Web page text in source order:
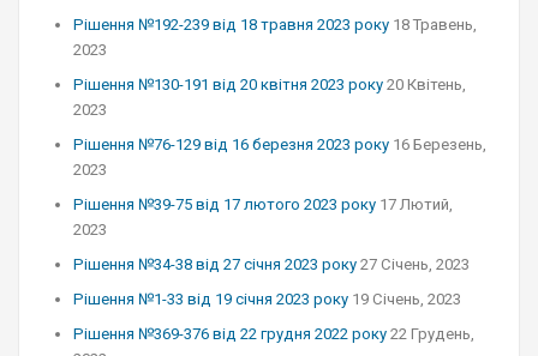
Рішення №192-239 від 18 травня 2023 року 18 Травень,
2023
Рішення №130-191 від 20 квітня 2023 року 20 Квітень,
2023
Рішення №76-129 від 16 березня 2023 року 16 Березень,
2023
Рішення №39-75 від 17 лютого 2023 року 17 Лютий,
2023
Рішення №34-38 від 27 січня 2023 року 27 Січень, 2023
Рішення №1-33 від 19 січня 2023 року 19 Січень, 2023
Рішення №369-376 від 22 грудня 2022 року 22 Грудень,